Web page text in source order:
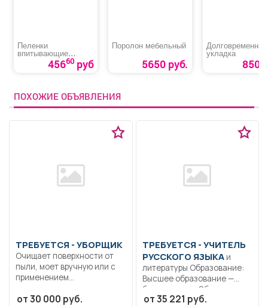
Пеленки
впитывающие
«Медлил» эконом
45660руб
Поролон мебельный
5650 руб.
Долговременная
укладка
850
ПОХОЖИЕ ОБЪЯВЛЕНИЯ
ТРЕБУЕТСЯ - УБОРЩИК
Очищает поверхности от
пыли, моет вручную или с
применением...
от 30 000 руб.
ТРЕБУЕТСЯ - УЧИТЕЛЬ
РУССКОГО ЯЗЫКАи
литературы Образование:
Высшее образование —
бакалавриат.. Обучение
методам понимания...
от 35 221 руб.